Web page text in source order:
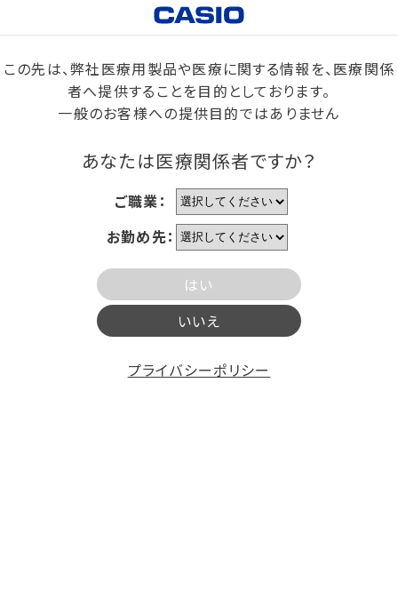
この先は、弊社医療用製品や医療に関する情報を、医療関係
者へ提供することを目的としております。
一般のお客様への提供目的ではありません
あなたは医療関係者ですか？
ご職業：
お勤め先：
はい
いいえ
プライバシーポリシー